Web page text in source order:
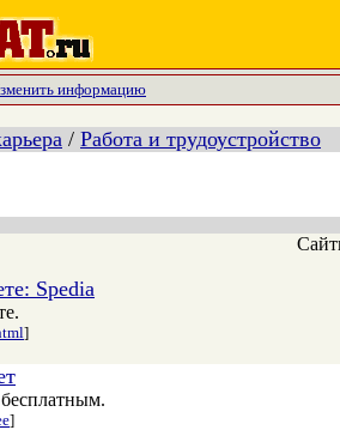
информацию
/ Работа и трудоустройство
Spedia
]
]